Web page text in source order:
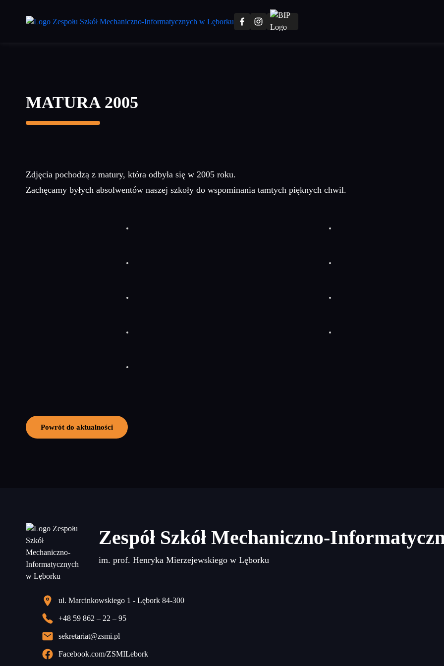
MATURA 2005
Zdjęcia pochodzą z matury, która odbyła się w 2005 roku.
Zachęcamy byłych absolwentów naszej szkoły do wspominania tamtych pięknych chwil.
Powrót do aktualności
Zespół Szkół Mechaniczno-
im. prof. Henryka Mierzejewskiego w Lęborku
ul. Marcinkowskiego 1 - Lębork 84-300
+48 59 862 – 22 – 95
sekretariat@zsmi.pl
Facebook.com/ZSMILebork